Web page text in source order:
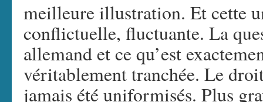
meilleure illustration. Et cette
conflictuelle, fluctuante. La
allemand et ce qu’est
véritablement tranchée. Le
jamais été uniformisés. Plus